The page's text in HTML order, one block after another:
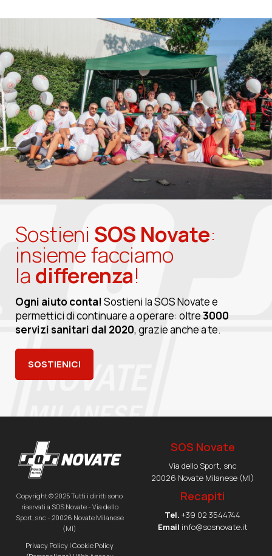
Sostieni SOS Novate:
insieme facciamo
la differenza!
Ogni aiuto conta!Sostieni la SOS Novate e
permettici di continuare a operare: oltre3000
servizi sanitari dal 2020, grazie anche a te.
SOSTIENICI
Copyright © 2025 Tutti i diritti sono
riservati a SOS Novate - Via dello
Sport, snc - 20026 Novate Milanese
(MI)
Privacy Policy | Cookie Policy
SOS Novate
Via dello Sport, snc
20026 Novate Milanese (MI)
Recapiti
Tel. +39 02 3544744
Email info@sosnovate.it